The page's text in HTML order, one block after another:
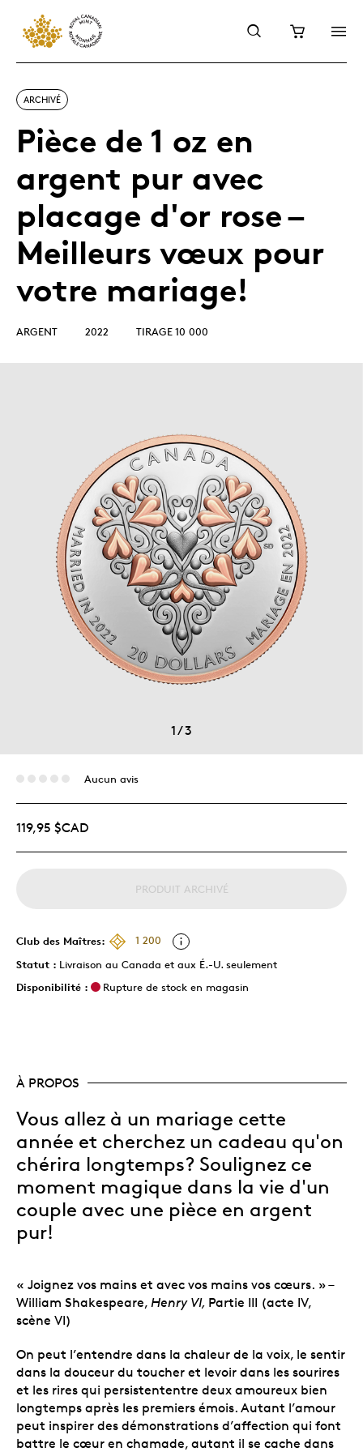
ARCHIVÉ
Pièce de 1 oz en
argent pur avec
placage d'or rose –
Meilleurs vœux pour
votre mariage!
ARGENT 2022 TIRAGE 10 000
1/3
Aucun avis
119,95 $CAD
PRODUIT ARCHIVÉ
Club des Maîtres:
1 200
Statut : Livraison au Canada et aux É.-U. seulement
Disponibilité :
Rupture de stock en magasin
À PROPOS
Vous allez à un mariage cette
année et cherchez un cadeau qu'on
chérira longtemps? Soulignez ce
moment magique dans la vie d'un
couple avec une pièce en argent
pur!
« Joignez vos mains et avec vos mains vos cœurs. » –
William Shakespeare, Henry VI, Partie III (acte IV,
scène VI)
On peut l’entendre dans la chaleur de la voix, le sentir
dans la douceur du toucher et levoir dans les sourires
et les rires qui persistententre deux amoureux bien
longtemps après les premiers émois. Autant l’amour
peut inspirer des démonstrations d’affection qui font
battre le cœur en chamade, autant il se cache dans